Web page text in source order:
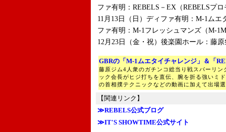
ファ有明：REBELS－EX（REBELSプ
11月13日（日）ディファ有明：M-1ム
ファ有明：M-1フレッシュマンズ（M-
12月23日（金・祝）後楽園ホール：藤
GBRの「M-1ムエタイチャレンジ」＆「
藤原ジム4人衆のガチンコ総当り戦スパーリ
ック会長がヒジ打ちを直伝、腕を折る強いミ
の首相撲テクニックなどの動画に加えて出場
【関連リンク】
≫REBELS公式ブログ
≫IT'S SHOWTIME公式サイト